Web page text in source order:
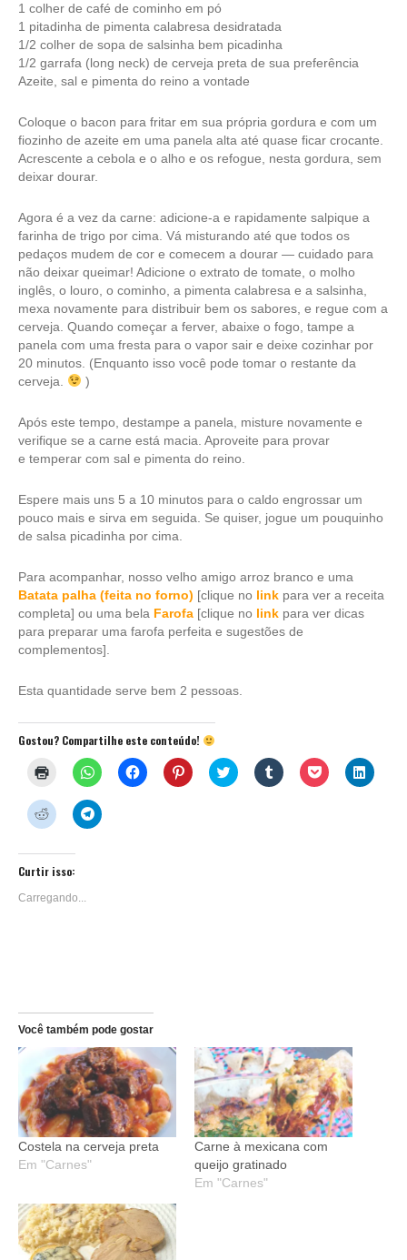
1 colher de café de cominho em pó
1 pitadinha de pimenta calabresa desidratada
1/2 colher de sopa de salsinha bem picadinha
1/2 garrafa (long neck) de cerveja preta de sua preferência
Azeite, sal e pimenta do reino a vontade
Coloque o bacon para fritar em sua própria gordura e com um
fiozinho de azeite em uma panela alta até quase ficar crocante.
Acrescente a cebola e o alho e os refogue, nesta gordura, sem
deixar dourar.
Agora é a vez da carne: adicione-a e rapidamente salpique a
farinha de trigo por cima. Vá misturando até que todos os
pedaços mudem de cor e comecem a dourar — cuidado para
não deixar queimar! Adicione o extrato de tomate, o molho
inglês, o louro, o cominho, a pimenta calabresa e a salsinha,
mexa novamente para distribuir bem os sabores, e regue com a
cerveja. Quando começar a ferver, abaixe o fogo, tampe a
panela com uma fresta para o vapor sair e deixe cozinhar por
20 minutos. (Enquanto isso você pode tomar o restante da
cerveja.
)
Após este tempo, destampe a panela, misture novamente e
verifique se a carne está macia. Aproveite para provar
e temperar com sal e pimenta do reino.
Espere mais uns 5 a 10 minutos para o caldo engrossar um
pouco mais e sirva em seguida. Se quiser, jogue um pouquinho
de salsa picadinha por cima.
Para acompanhar, nosso velho amigo arroz branco e uma
Batata palha (feita no forno) [clique no link para ver a receita
completa] ou uma bela Farofa [clique no link para ver dicas
para preparar uma farofa perfeita e sugestões de
complementos].
Esta quantidade serve bem 2 pessoas.
Gostou? Compartilhe este conteúdo!
Clique
para
em
nova
janela)
Clique
para
no
WhatsApp(abre
em
Clique
para
Clique
para
Clique
para
Clique
para
Clique
para
Clique
para
Clique
para
Reddit(abre
em
janela)
Clique
para
Curtir isso:
Carregando...
Você também pode gostar
Costela na cerveja preta
Em "Carnes"
Carne à mexicana com
queijo gratinado
Em "Carnes"